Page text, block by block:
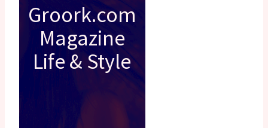
Groork.com
Magazine
Life & Style